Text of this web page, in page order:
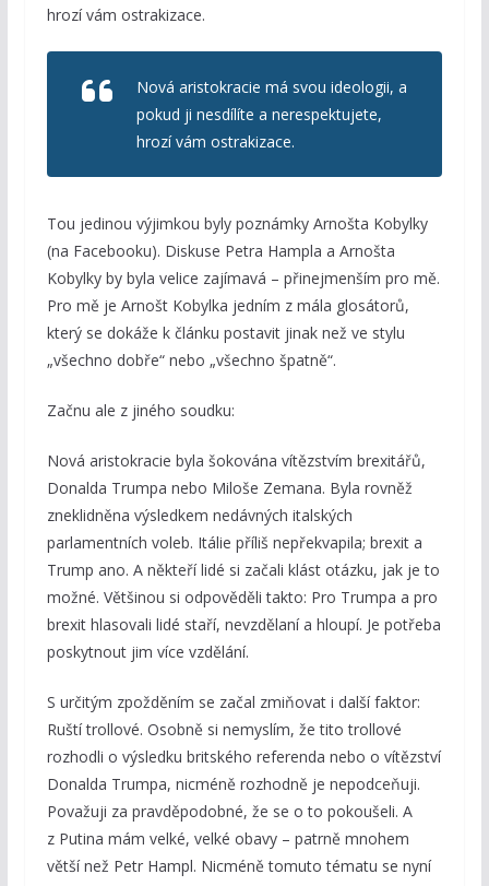
hrozí vám ostrakizace.
Nová aristokracie má svou ideologii, a
pokud ji nesdílíte a nerespektujete,
hrozí vám ostrakizace.
Tou jedinou výjimkou byly poznámky Arnošta Kobylky
(na Facebooku). Diskuse Petra Hampla a Arnošta
Kobylky by byla velice zajímavá – přinejmenším pro mě.
Pro mě je Arnošt Kobylka jedním z mála glosátorů,
který se dokáže k článku postavit jinak než ve stylu
„všechno dobře“ nebo „všechno špatně“.
Začnu ale z jiného soudku:
Nová aristokracie byla šokována vítězstvím brexitářů,
Donalda Trumpa nebo Miloše Zemana. Byla rovněž
zneklidněna výsledkem nedávných italských
parlamentních voleb. Itálie příliš nepřekvapila; brexit a
Trump ano. A někteří lidé si začali klást otázku, jak je to
možné. Většinou si odpověděli takto: Pro Trumpa a pro
brexit hlasovali lidé staří, nevzdělaní a hloupí. Je potřeba
poskytnout jim více vzdělání.
S určitým zpožděním se začal zmiňovat i další faktor:
Ruští trollové. Osobně si nemyslím, že tito trollové
rozhodli o výsledku britského referenda nebo o vítězství
Donalda Trumpa, nicméně rozhodně je nepodceňuji.
Považuji za pravděpodobné, že se o to pokoušeli. A
z Putina mám velké, velké obavy – patrně mnohem
větší než Petr Hampl. Nicméně tomuto tématu se nyní